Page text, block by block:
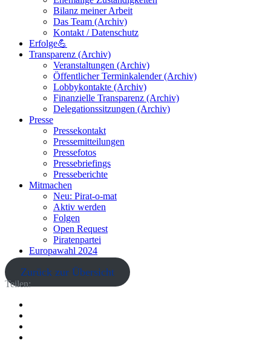
Bilanz meiner Arbeit
Das Team (Archiv)
Kontakt / Datenschutz
Erfolge💪
Transparenz (Archiv)
Veranstaltungen (Archiv)
Öffentlicher Terminkalender (Archiv)
Lobbykontakte (Archiv)
Finanzielle Transparenz (Archiv)
Delegationssitzungen (Archiv)
Presse
Pressekontakt
Pressemitteilungen
Pressefotos
Pressebriefings
Presseberichte
Mitmachen
Neu: Pirat-o-mat
Aktiv werden
Folgen
Open Request
Piratenpartei
Europawahl 2024
Zurück zur Übersicht
Teilen: